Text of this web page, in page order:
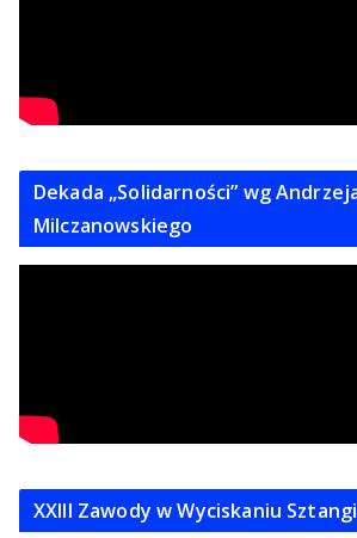
Dekada „Solidarności” wg
Milczanowskiego
XXIII Zawody w Wyciskaniu